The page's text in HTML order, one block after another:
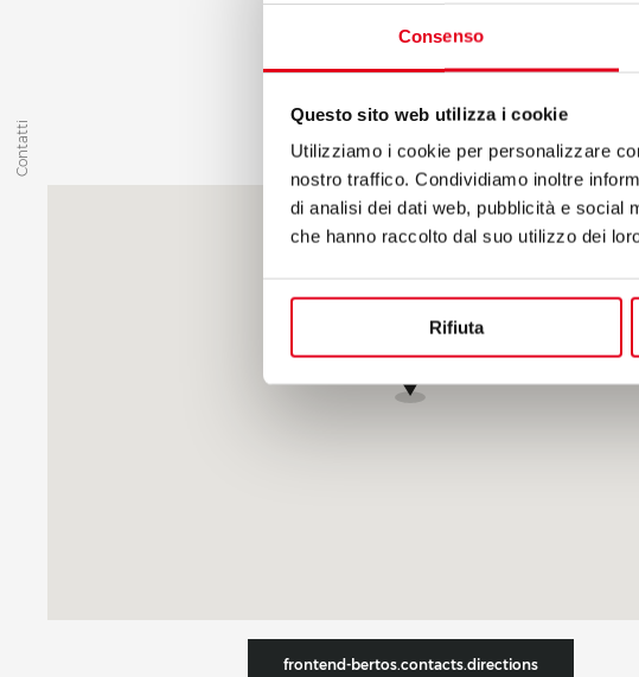
Consenso
Questo sito web utilizza i cookie
Utilizziamo i cookie per personalizzare
nostro traffico. Condividiamo inoltre
di analisi dei dati web, pubblicità e social
che hanno raccolto dal suo utilizzo dei
Rifiuta
Contatti
frontend-bertos.contacts.directions